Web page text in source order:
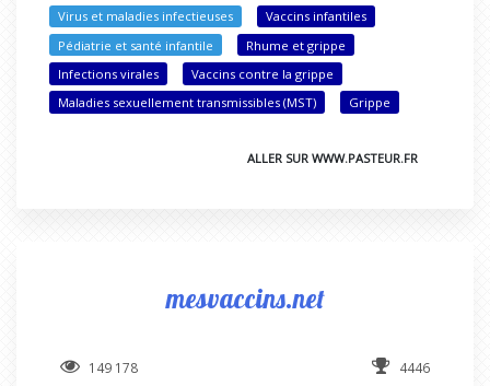
Virus et maladies infectieuses
Vaccins infantiles
Pédiatrie et santé infantile
Rhume et grippe
Infections virales
Vaccins contre la grippe
Maladies sexuellement transmissibles (MST)
Grippe
ALLER SUR WWW.PASTEUR.FR
mesvaccins.net
149 178 4446